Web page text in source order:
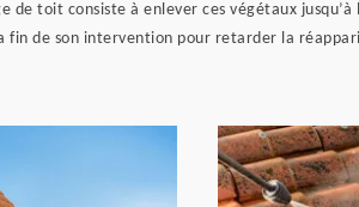
de toit consiste à enlever ces végétaux
fin de son intervention pour retarder la